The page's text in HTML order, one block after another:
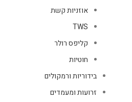
אוזניות קשת
TWS
קליפס רולר
חוטיות
בידוריות ורמקולים
זרועות ומעמדים